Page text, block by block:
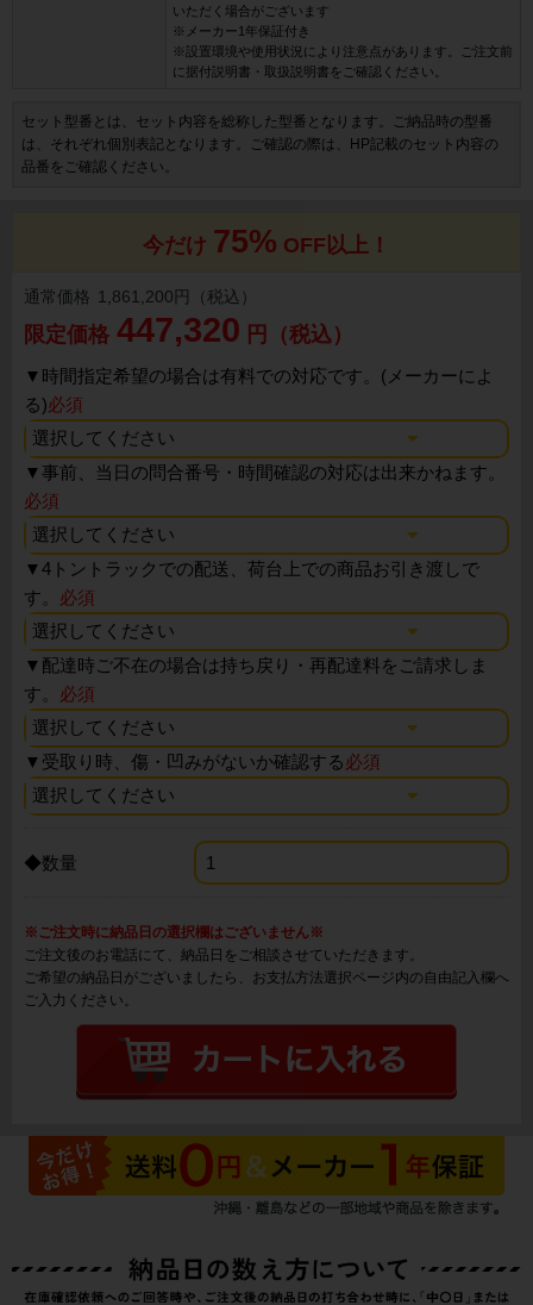
いただく場合がございます
※メーカー1年保証付き
※設置環境や使用状況により注意点があります。ご注文前
に据付説明書・取扱説明書をご確認ください。
セット型番とは、セット内容を総称した型番となります。ご納品時の型番
は、それぞれ個別表記となります。ご確認の際は、HP記載のセット内容の
品番をご確認ください。
今だけ 75% OFF以上！
通常価格 1,861,200円（税込）
限定価格 447,320 円（税込）
▼ 時間指定希望の場合は有料での対応です。(メーカーによ
る)必須
▼事前、当日の問合番号・時間確認の対応は出来かねます。
必須
▼4トントラックでの配送、荷台上での商品お引き渡しで
す。 必須
▼ 配達時ご不在の場合は持ち戻り・再配達料をご請求しま
す。 必須
▼ 受取り時、傷・凹みがないか確認する必須
◆数量
※ご注文時に納品日の選択欄はございません※
ご注文後のお電話にて、納品日をご相談させていただきます。
ご希望の納品日がございましたら、お支払方法選択ページ内の自由記入欄へ
ご入力ください。